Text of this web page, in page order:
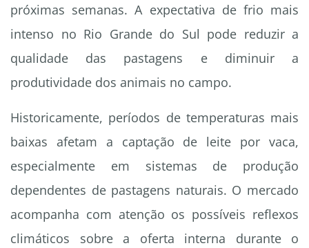
próximas semanas. A expectativa de frio mais
intenso no Rio Grande do Sul pode reduzir a
qualidade das pastagens e diminuir a
produtividade dos animais no campo.
Historicamente, períodos de temperaturas mais
baixas afetam a captação de leite por vaca,
especialmente em sistemas de produção
dependentes de pastagens naturais. O mercado
acompanha com atenção os possíveis reflexos
climáticos sobre a oferta interna durante o